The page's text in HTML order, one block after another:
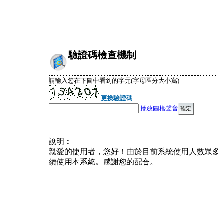
驗證碼檢查機制
請輸入您在下圖中看到的字元(字母區分大小寫)
更換驗證碼
播放圖檔聲音
說明︰
親愛的使用者，您好！由於目前系統使用人數眾
續使用本系統。感謝您的配合。